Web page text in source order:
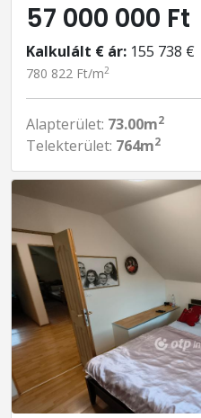
57 000 000 Ft
Kalkulált € ár: 155 738 €
780 822 Ft/m2
Alapterület: 73.00m2
Telekterület: 764m2